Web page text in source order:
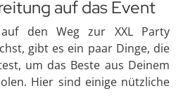
auf das Event
den Weg zur XXL Party
gibt es ein paar Dinge, die
um das Beste aus Deinem
Hier sind einige nützliche